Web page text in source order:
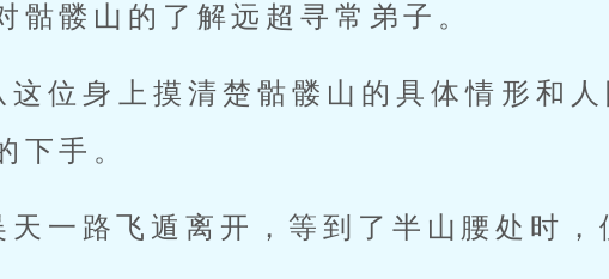
骷髅山的了解远超寻常弟子。
这位身上摸清楚骷髅山的具体情形和
下手。
天一路飞遁离开，等到了半山腰处时，